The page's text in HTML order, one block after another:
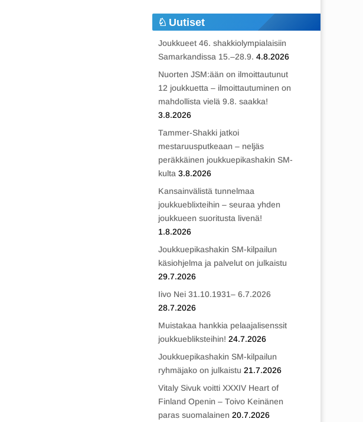
Uutiset
Joukkueet 46. shakkiolympialaisiin
Samarkandissa 15.–28.9. 4.8.2026
Nuorten JSM:ään on ilmoittautunut
12 joukkuetta – ilmoittautuminen on
mahdollista vielä 9.8. saakka!
3.8.2026
Tammer-Shakki jatkoi
mestaruusputkeaan – neljäs
peräkkäinen joukkuepikashakin SM-
kulta 3.8.2026
Kansainvälistä tunnelmaa
joukkueblixteihin – seuraa yhden
joukkueen suoritusta livenä!
1.8.2026
Joukkuepikashakin SM-kilpailun
käsiohjelma ja palvelut on julkaistu
29.7.2026
Iivo Nei 31.10.1931– 6.7.2026
28.7.2026
Muistakaa hankkia pelaajalisenssit
joukkuebliksteihin! 24.7.2026
Joukkuepikashakin SM-kilpailun
ryhmäjako on julkaistu 21.7.2026
Vitaly Sivuk voitti XXXIV Heart of
Finland Openin – Toivo Keinänen
paras suomalainen 20.7.2026